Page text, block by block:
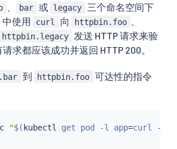
bar 或 legacy
三个命名空间下
中使用 curl 向 httpbin.foo
httpbin.legacy
发送 HTTP 请求来验
求都应该成功并返回 HTTP 200。
到 httpbin.foo 可达性的指令
"$( kubectl get pod -l app=curl -n